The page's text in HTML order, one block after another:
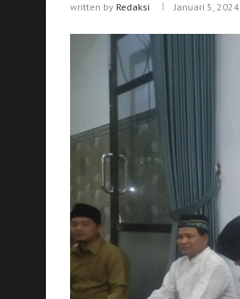
written by Redaksi Januari 5, 2024